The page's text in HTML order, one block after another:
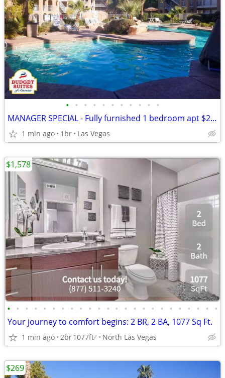
• • • • • • • • • • •
MANAGER SPECIAL - Fully furnished 1 bedroom apt $269 weekly
1 min ago 1br Las Vegas
• • • • • • • • • • • • • • • • • • • • • • • •
Your journey to comfort begins: 2 BR, 2 BA, 1077 Sq Ft.
1 min ago 2br1077ft2 North Las Vegas
$1,578
$269